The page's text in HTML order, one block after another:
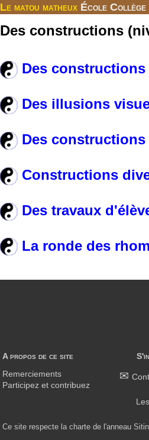
Le matou matheux École Collège
Des constructions
Des constructions
Des illusions
Des constructions
Constructions
Des travaux
La ronde des
A propos de ce site
Remerciements
Participez et contribuez
Ce site respecte la charte de l'anneau